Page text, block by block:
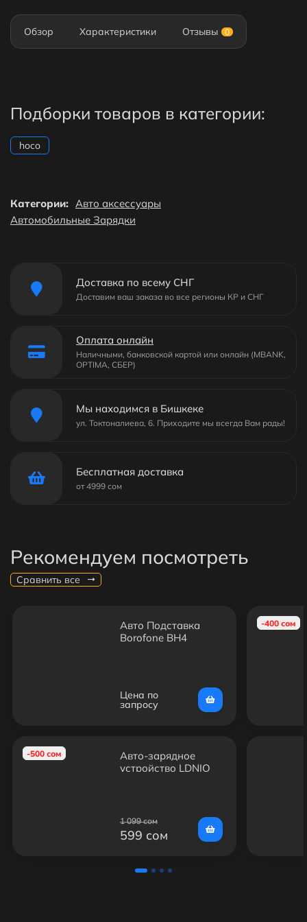
Обзор Характеристики Отзывы 0
Подборки товаров в категории:
hoco
Категории: Авто аксессуары
Автомобильные Зарядки
Доставка по всему СНГ
Доставим ваш заказа во все регионы КР и СНГ
Оплата онлайн
Наличными, банковской картой или онлайн (MBANK,
OPTIMA, СБЕР)
Мы находимся в Бишкеке
ул. Токтоналиева, 6. Приходите мы всегда Вам рады!
Бесплатная доставка
от 4999 сом
Рекомендуем посмотреть
Сравнить все
Авто Подставка
Borofone BH4
Цена по
запросу
-500 сом
Авто-зарядное
устройство LDNIO
1 099 сом
599 сом
-400 сом